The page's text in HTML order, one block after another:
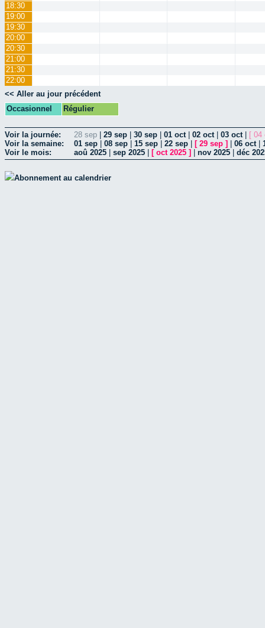
18:30
19:00
19:30
20:00
20:30
21:00
21:30
22:00
<< Aller au jour précédent
Occasionnel
Régulier
Voir la journée: 28 sep 29 sep 30 sep 01 oct 02 oct 03 oct
[ 04
Voir la semaine:
01 sep 08 sep 15 sep 22 sep [ 29 sep ] 06 oct
Voir le mois:
aoû 2025 sep 2025 [ oct 2025 ] nov 2025 déc
Abonnement au calendrier